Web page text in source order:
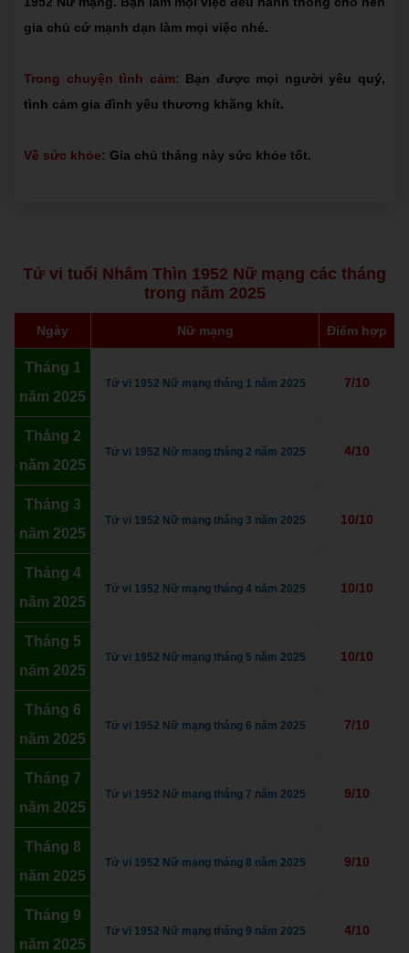
gia chủ cứ mạnh dạn làm mọi việc nhé.
Trong chuyện tình cảm: Bạn được mọi người yêu quý,
tình cảm gia đình yêu thương khăng khít.
Về sức khỏe: Gia chủ tháng này sức khỏe tốt.
Tử vi tuổi Nhâm Thìn 1952 Nữ mạng các tháng
trong năm 2025
Ngày Nữ mạng Điểm hợp
Tháng 1
năm 2025
Tử vi 1952 Nữ mạng tháng 1 năm 2025 7/10
Tháng 2
năm 2025
Tử vi 1952 Nữ mạng tháng 2 năm 2025 4/10
Tháng 3
năm 2025
Tử vi 1952 Nữ mạng tháng 3 năm 2025 10/10
Tháng 4
năm 2025
Tử vi 1952 Nữ mạng tháng 4 năm 2025 10/10
Tháng 5
năm 2025
Tử vi 1952 Nữ mạng tháng 5 năm 2025 10/10
Tháng 6
năm 2025
Tử vi 1952 Nữ mạng tháng 6 năm 2025 7/10
Tháng 7
năm 2025
Tử vi 1952 Nữ mạng tháng 7 năm 2025 9/10
Tháng 8
năm 2025
Tử vi 1952 Nữ mạng tháng 8 năm 2025 9/10
Tháng 9
năm 2025
Tử vi 1952 Nữ mạng tháng 9 năm 2025 4/10